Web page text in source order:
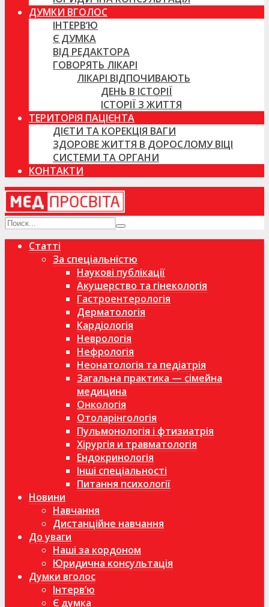
ДУМКИ ВГОЛОС
ІНТЕРВ’Ю
Є ДУМКА
ВІД РЕДАКТОРА
ГОВОРЯТЬ ЛІКАРІ
ЛІКАРІ ВІДПОЧИВАЮТЬ
ДЕНЬ В ІСТОРІЇ
ІСТОРІЇ З ЖИТТЯ
ТЕРИТОРІЯ ПАЦІЄНТА
ДІЄТИ ТА КОРЕКЦІЯ ВАГИ
ЗДОРОВЕ ЖИТТЯ В ДОРОСЛОМУ ВІЦІ
СИСТЕМИ ТА ОРГАНИ
КОНТАКТИ
Статті
За спеціальністю
Наукові публікації
Акушерство та гінекологія
Гастроентерологія
Дерматологія
Кардіологія
Неврологія
Нефрологія
Неонатологія та педіатрія
Загальна практика — сімейна
медицина
Онкологія
Отоларінгологія
Пульмонологія і фтизиатрія
Хірургія и травматологія
Ендокринологія
Інші спеціальності
Питання психології
Новини
Навчання
Дистанційне навчання
До уваги
Наші за кордоном
Юридична консультація
Думки вголос
Інтерв’ю
Є думка